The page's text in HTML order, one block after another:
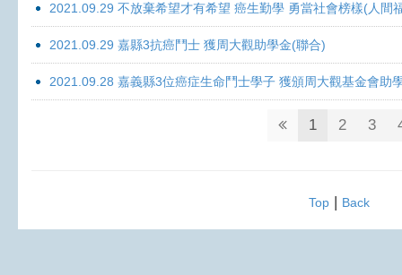
2021.09.29 不放棄希望才有希望 癌生勤學 勇當社會榜樣(人間
2021.09.29 嘉縣3抗癌鬥士 獲周大觀助學金(聯合)
2021.09.28 嘉義縣3位癌症生命鬥士學子 獲頒周大觀基金會助
1 2 3
Top| Back